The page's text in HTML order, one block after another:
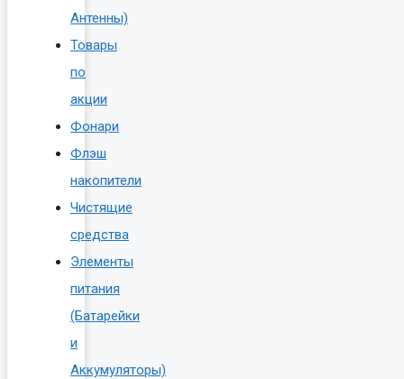
Антенны)
Товары
по
акции
Фонари
Флэш
накопители
Чистящие
средства
Элементы
питания
(Батарейки
и
Аккумуляторы)